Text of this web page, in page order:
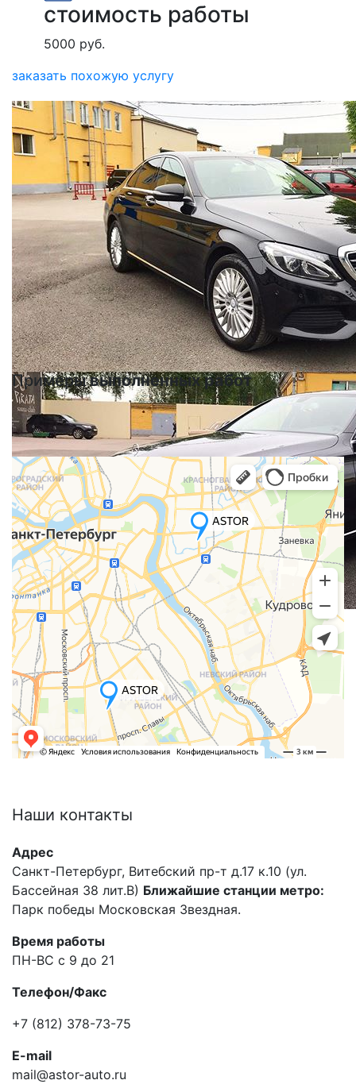
стоимость работы
5000 руб.
заказать похожую услугу
Примерывыполненных работ
Наши контакты
Адрес
Санкт-Петербург, Витебский пр-т д.17 к.10 (ул.
Бассейная 38 лит.В) Ближайшие станции метро:
Парк победы Московская Звездная.
Время работы
ПН-ВС с 9 до 21
Телефон/Факс
+7 (812) 378-73-75
E-mail
mail@astor-auto.ru